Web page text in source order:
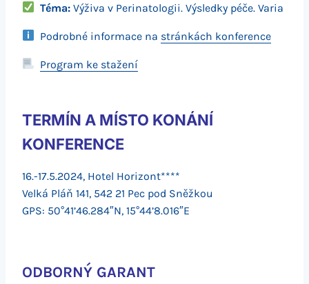
Téma:Výživa v Perinatologii. Výsledky péče. Varia
Podrobné informace na stránkách konference
Program ke stažení
TERMÍN A MÍSTO KONÁNÍ
KONFERENCE
16.-17.5.2024, Hotel Horizont****
Velká Pláň 141, 542 21 Pec pod Sněžkou
GPS: 50°41’46.284″N, 15°44’8.016″E
ODBORNÝ GARANT